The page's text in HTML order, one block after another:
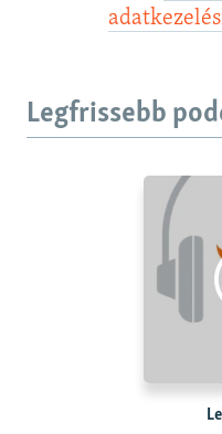
Legfrissebb